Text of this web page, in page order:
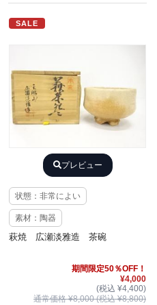
SALE
プレビュー
状態：非常によい
素材：陶器
萩焼 広瀬淡雅造 茶碗
期間限定50％OFF！
¥4,000
(税込 ¥4,400)
通常価格 ¥8,000 (税込 ¥8,800)